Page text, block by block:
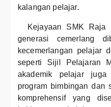
kalangan pelajar.
Kejayaan SMK Raja
generasi cemerlang
kecemerlangan pelajar
seperti Sijil Pelajaran
akademik pelajar juga
program bimbingan dan
komprehensif yang